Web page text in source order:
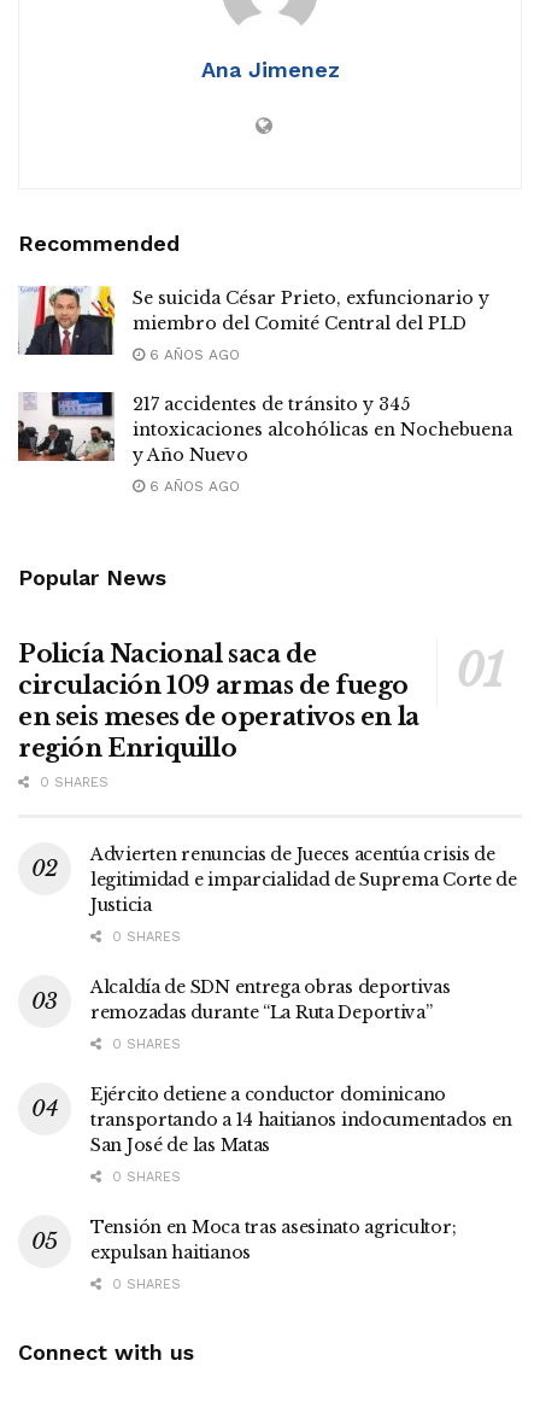
Ana Jimenez
Recommended
Se suicida César Prieto, exfuncionario y
miembro del Comité Central del PLD
6 AÑOS AGO
217 accidentes de tránsito y 345
intoxicaciones alcohólicas en Nochebuena
y Año Nuevo
6 AÑOS AGO
Popular News
Policía Nacional saca de
circulación 109 armas de fuego
en seis meses de operativos en la
región Enriquillo
0 SHARES
Advierten renuncias de Jueces acentúa crisis de
legitimidad e imparcialidad de Suprema Corte de
Justicia
0 SHARES
Alcaldía de SDN entrega obras deportivas
remozadas durante “La Ruta Deportiva”
0 SHARES
Ejército detiene a conductor dominicano
transportando a 14 haitianos indocumentados en
San José de las Matas
0 SHARES
Tensión en Moca tras asesinato agricultor;
expulsan haitianos
0 SHARES
Connect with us